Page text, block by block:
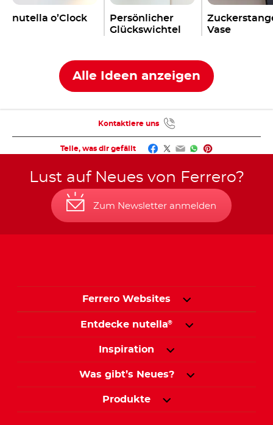
nutella o’Clock
Persönlicher
Glückswichtel
Vase
Alle Ideen anzeigen
Teile, was dir gefällt Facebook
Twitter
EmailWhatsApp
Pinterest
Kontaktiere uns
Lust auf Neues von Ferrero?
Zum Newsletter anmelden
Ferrero Websites
Entdecke nutella®
Inspiration
Was gibt’s Neues?
Produkte